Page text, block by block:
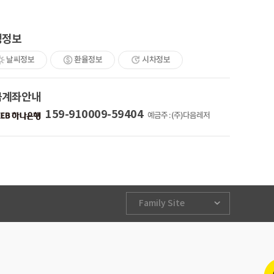
보
날씨정보 환율정보 시차정보
좌안내
159-910009-59404 예금주 : (주)다음레저
Family Site